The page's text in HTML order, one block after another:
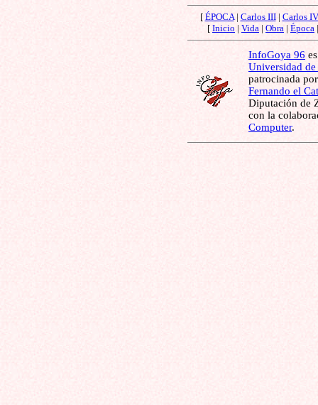
[ ÉPOCA| Carlos III| Carlos IV
[ Inicio | Vida | Obra | Época
InfoGoya 96
Universidad de
patrocinada
Fernando el
Diputación de
con la
Computer.